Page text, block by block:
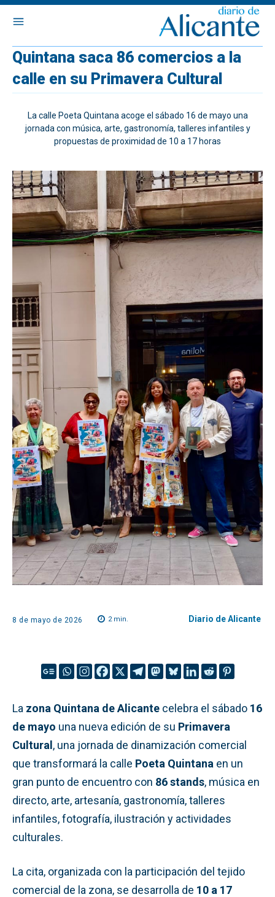
Quintana saca 86 comercios a la
calle en su Primavera Cultural
La calle Poeta Quintana acoge el sábado 16 de mayo una
jornada con música, arte, gastronomía, talleres infantiles y
propuestas de proximidad de 10 a 17 horas
8 de mayo de 2026 2min. Diario de Alicante
La zona Quintana de Alicante celebra el sábado 16
de mayo una nueva edición de su Primavera
Cultural, una jornada de dinamización comercial
que transformará la calle Poeta Quintana en un
gran punto de encuentro con 86 stands, música en
directo, arte, artesanía, gastronomía, talleres
infantiles, fotografía, ilustración y actividades
culturales.
La cita, organizada con la participación del tejido
comercial de la zona, se desarrolla de 10 a 17